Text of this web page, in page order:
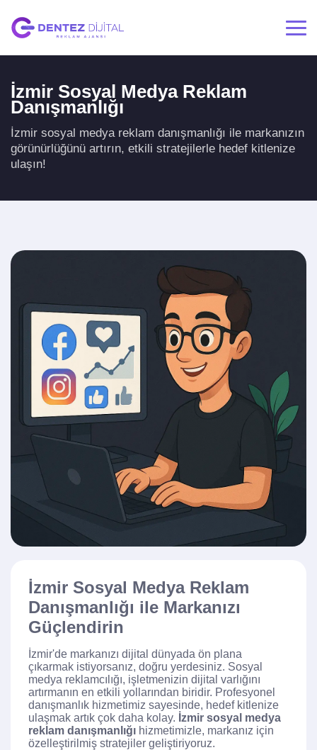
İzmir Sosyal Medya Reklam
Danışmanlığı
İzmir sosyal medya reklam danışmanlığı ile markanızın
görünürlüğünü artırın, etkili stratejilerle hedef kitlenize
ulaşın!
İzmir Sosyal Medya Reklam
Danışmanlığı ile Markanızı
Güçlendirin
İzmir'de markanızı dijital dünyada ön plana
çıkarmak istiyorsanız, doğru yerdesiniz. Sosyal
medya reklamcılığı, işletmenizin dijital varlığını
artırmanın en etkili yollarından biridir. Profesyonel
danışmanlık hizmetimiz sayesinde, hedef kitlenize
ulaşmak artık çok daha kolay. İzmir sosyal medya
reklam danışmanlığı hizmetimizle, markanız için
özelleştirilmiş stratejiler geliştiriyoruz.